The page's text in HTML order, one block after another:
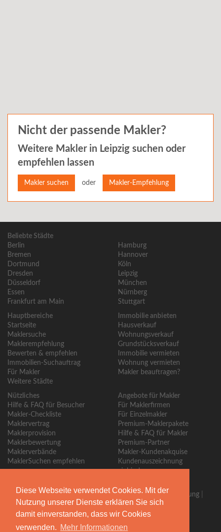
Diese Webseite verwendet Cookies. Mit der
Nutzung unserer Dienste erklären Sie sich
damit einverstanden, dass wir Cookies
verwenden. Mehr Informationen
Nicht der passende Makler?
Weitere Makler in Leipzig suchen oder
empfehlen lassen
Makler suchen oder Makler-Empfehlung
Beliebte Städte
Berlin
Bremen
Dortmund
Dresden
Düsseldorf
Essen
Frankfurt am Main
Hamburg
Hannover
Köln
Leipzig
München
Nürnberg
Stuttgart
Hauptbereiche
Startseite
Maklersuche
Maklerempfehlung
Bewerten & empfehlen
Immobilien-Suchauftrag
Für Makler
Weitere Städte
Immobilie anbieten
Hausverkauf
Wohnungsverkauf
Grundstücksverkauf
Immobilie vermieten
Wohnung vermieten
Makler beauftragen?
Nützliches
Hilfe & FAQ für Besucher
Makler-Checkliste
Maklervertrag
Maklerprovision
Maklerbewertung
Maklerverbände
MaklerSuchen empfehlen
Angebote für Makler
Für Maklerfirmen
Für Einzelmakler
Premium-Maklerpakete
Hilfe & FAQ für Makler
Premium-Partner
Makler-Kundenakquise
Kundenauszeichnung
einbinden
Über uns|Blog|Kontakt | Partner |Presse| Qualitätssicherung
Bewertungsrichtlinien
Begleiten Sie uns